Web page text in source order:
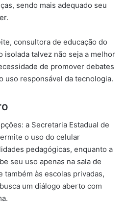
sendo mais adequado seu
consultora de educação do
isolada talvez não seja a melhor
de promover debates
uso responsável da tecnologia.
a Secretaria Estadual de
o uso do celular
pedagógicas, enquanto a
seu uso apenas na sala de
também às escolas privadas,
um diálogo aberto com